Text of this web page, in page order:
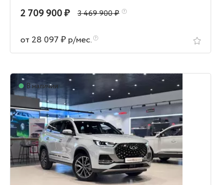
2 709 900 ₽ 3 469 900 ₽
от 28 097 ₽ р/мес.
В наличии